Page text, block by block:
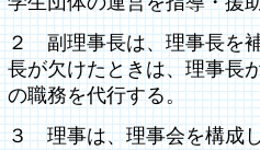
２ 副理事長は、理事長を
長が欠けたときは、理事長
の職務を代行する。
３ 理事は、理事会を構成